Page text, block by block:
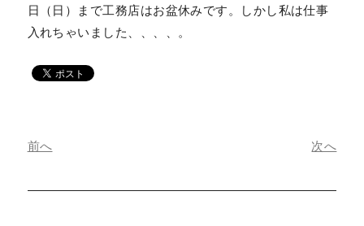
日（日）まで工務店はお盆休みです。しかし私は仕事
入れちゃいました、、、、。
前へ 次へ